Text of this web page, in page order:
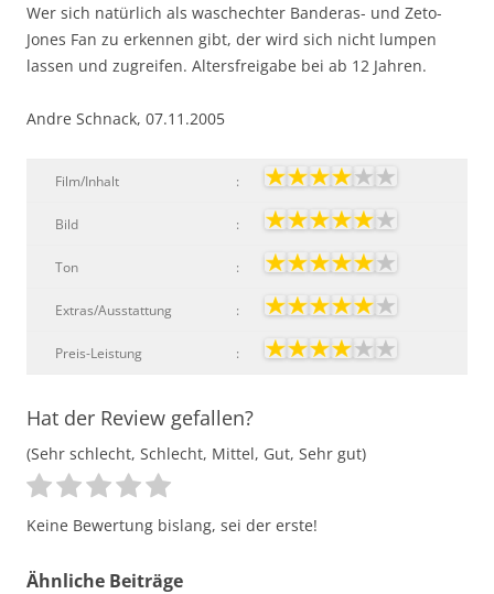
Wer sich natürlich als waschechter Banderas- und Zeto-
Jones Fan zu erkennen gibt, der wird sich nicht lumpen
lassen und zugreifen. Altersfreigabe bei ab 12 Jahren.
Andre Schnack, 07.11.2005
Film/Inhalt :
Bild :
Ton :
Extras/Ausstattung :
Preis-Leistung :
Hat der Review gefallen?
(Sehr schlecht, Schlecht, Mittel, Gut, Sehr gut)
Keine Bewertung bislang, sei der erste!
Ähnliche Beiträge